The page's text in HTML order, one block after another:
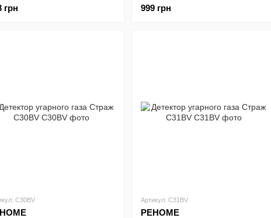
грн 999 грн
C30BV Артикул: C31BV
РЕНОМЕ